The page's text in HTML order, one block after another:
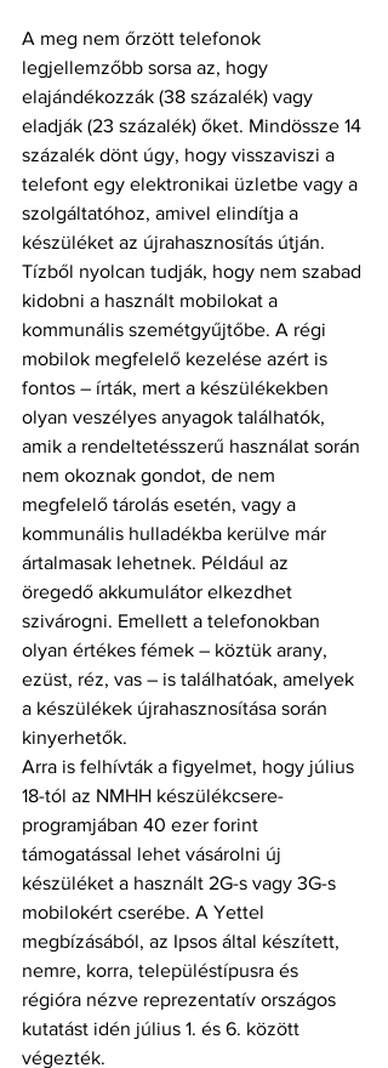
A meg nem őrzött telefonok
legjellemzőbb sorsa az, hogy
elajándékozzák (38 százalék) vagy
eladják (23 százalék) őket. Mindössze 14
százalék dönt úgy, hogy visszaviszi a
telefont egy elektronikai üzletbe vagy a
szolgáltatóhoz, amivel elindítja a
készüléket az újrahasznosítás útján.
Tízből nyolcan tudják, hogy nem szabad
kidobni a használt mobilokat a
kommunális szemétgyűjtőbe. A régi
mobilok megfelelő kezelése azért is
fontos – írták, mert a készülékekben
olyan veszélyes anyagok találhatók,
amik a rendeltetésszerű használat során
nem okoznak gondot, de nem
megfelelő tárolás esetén, vagy a
kommunális hulladékba kerülve már
ártalmasak lehetnek. Például az
öregedő akkumulátor elkezdhet
szivárogni. Emellett a telefonokban
olyan értékes fémek – köztük arany,
ezüst, réz, vas – is találhatóak, amelyek
a készülékek újrahasznosítása során
kinyerhetők.
Arra is felhívták a figyelmet, hogy július
18-tól az NMHH készülékcsere-
programjában 40 ezer forint
támogatással lehet vásárolni új
készüléket a használt 2G-s vagy 3G-s
mobilokért cserébe. A Yettel
megbízásából, az Ipsos által készített,
nemre, korra, településtípusra és
régióra nézve reprezentatív országos
kutatást idén július 1. és 6. között
végezték.